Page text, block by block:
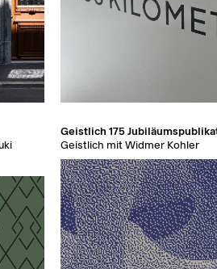
Geistlich 175
Geistlich mit Widmer Kohler